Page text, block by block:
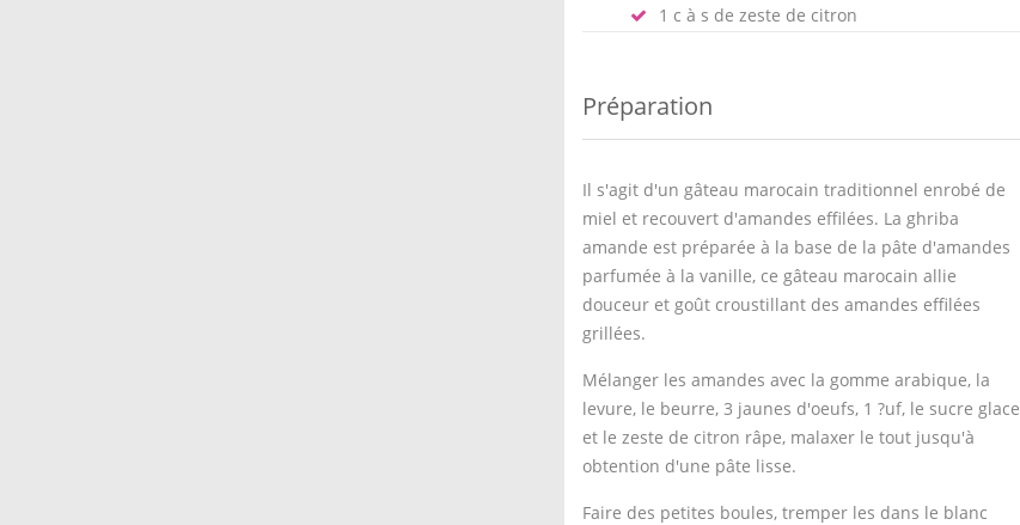
1 c à s de zeste de citron
Préparation
Il s'agit d'un gâteau marocain traditionnel enrobé de
miel et recouvert d'amandes effilées. La ghriba
amande est préparée à la base de la pâte d'amandes
parfumée à la vanille, ce gâteau marocain allie
douceur et goût croustillant des amandes effilées
grillées.
Mélanger les amandes avec la gomme arabique, la
levure, le beurre, 3 jaunes d'oeufs, 1 ?uf, le sucre glace
et le zeste de citron râpe, malaxer le tout jusqu'à
obtention d'une pâte lisse.
Faire des petites boules, tremper les dans le blanc